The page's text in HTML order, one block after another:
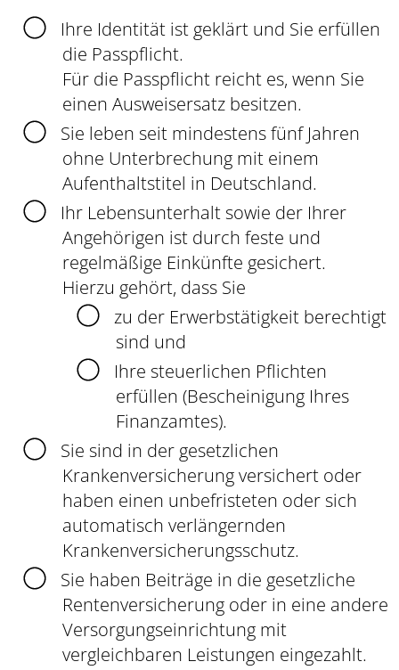
Ihre Identität ist geklärt und Sie erfüllen
die Passpflicht.
Für die Passpflicht reicht es, wenn Sie
einen Ausweisersatz besitzen.
Sie leben seit mindestens fünf Jahren
ohne Unterbrechung mit einem
Aufenthaltstitel in Deutschland.
Ihr Lebensunterhalt sowie der Ihrer
Angehörigen ist durch feste und
regelmäßige Einkünfte gesichert.
Hierzu gehört, dass Sie
zu der Erwerbstätigkeit berechtigt
sind und
Ihre steuerlichen Pflichten
erfüllen (Bescheinigung Ihres
Finanzamtes).
Sie sind in der gesetzlichen
Krankenversicherung versichert oder
haben einen unbefristeten oder sich
automatisch verlängernden
Krankenversicherungsschutz.
Sie haben Beiträge in die gesetzliche
Rentenversicherung oder in eine andere
Versorgungseinrichtung mit
vergleichbaren Leistungen eingezahlt.